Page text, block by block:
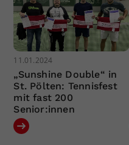
11.01.2024
„Sunshine Double“ in
St. Pölten: Tennisfest
mit fast 200
Senior:innen